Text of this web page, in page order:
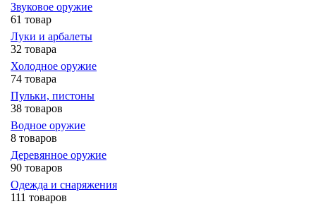
Звуковое оружие
61 товар
Луки и арбалеты
32 товара
Холодное оружие
74 товара
Пульки, пистоны
38 товаров
Водное оружие
8 товаров
Деревянное оружие
90 товаров
Одежда и снаряжения
111 товаров